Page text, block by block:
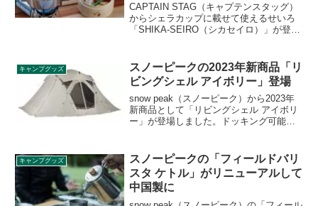
CAPTAIN STAG（キャプテンスタッグ）
からシェラカップに載せて使えるせいろ
「SHIKA-SEIRO（シカセイロ）」が登場
14cmのクッカーで使用可能なせいろで、
野外でもせいろ料理を楽しむことができ
ます。詳細をレビューします。
キャンプグッズ
スノーピークの2023年新商品「リ
ビングシェル アイボリー」登場
snow peak（スノーピーク）から2023年
新商品として「リビングシェル アイボリ
ー」が登場しました。ドッキング可能な
ーが登場です。詳細をレビューします。
キャンプグッズ
スノーピークの「フィールドバリ
スタ ケトル」がリニューアルして
中国製に